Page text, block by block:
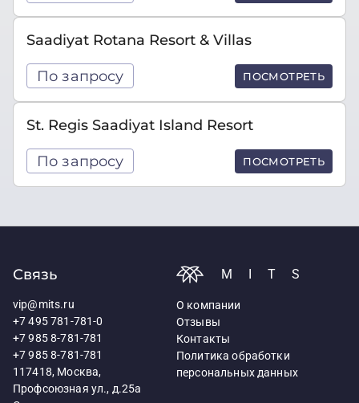
Saadiyat Rotana Resort & Villas
По запросу ПОСМОТРЕТЬ
St. Regis Saadiyat Island Resort
По запросу ПОСМОТРЕТЬ
Связь
vip@mits.ru
+7 495 781-781-0
+7 985 8-781-781
+7 985 8-781-781
117418, Москва,
Профсоюзная ул., д.25а
MITS
О компании
Отзывы
Контакты
Политика обработки
персональных данных